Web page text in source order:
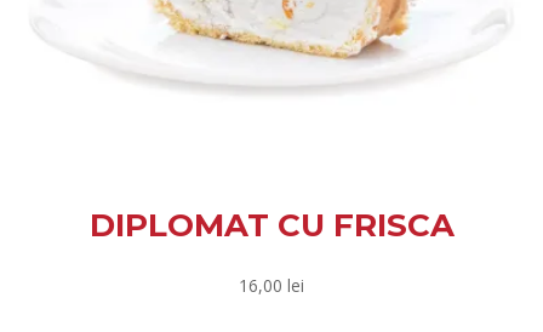
DIPLOMAT CU FRISCA
16,00 lei